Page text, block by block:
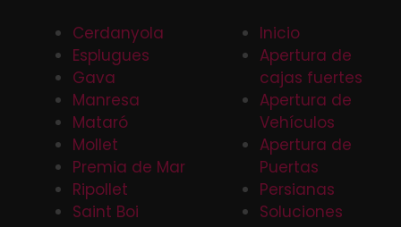
Cerdanyola
Esplugues
Gava
Manresa
Mataró
Mollet
Premia de Mar
Ripollet
Saint Boi
Inicio
Apertura de
cajas fuertes
Apertura de
Vehículos
Apertura de
Puertas
Persianas
Soluciones